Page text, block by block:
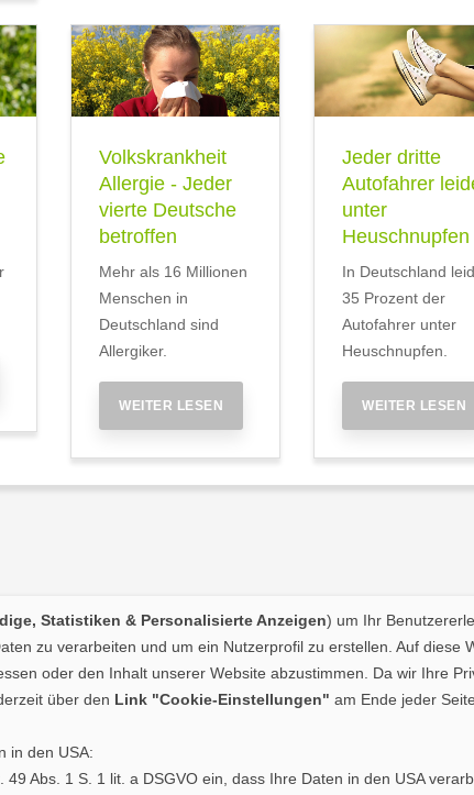
Volkskrankheit
Allergie - Jeder
vierte Deutsche
betroffen
Mehr als 16 Millionen
Menschen in
Deutschland sind
Allergiker.
WEITER LESEN
Jeder dritte
Autofahrer
unter
Heuschnupfen
In Deutschland
35 Prozent der
Autofahrer unter
Heuschnupfen.
WEITER LESEN
Statistiken & Personalisierte Anzeigen) um Ihr
zu verarbeiten und um ein Nutzerprofil zu erstellen. Auf diese
oder den Inhalt unserer Website abzustimmen. Da wir Ihre
über den Link "Cookie-Einstellungen" am Ende jeder
in den USA:
Abs. 1 S. 1 lit. a DSGVO ein, dass Ihre Daten in den USA